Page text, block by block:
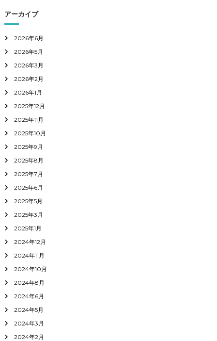
アーカイブ
2026年6月
2026年5月
2026年3月
2026年2月
2026年1月
2025年12月
2025年11月
2025年10月
2025年9月
2025年8月
2025年7月
2025年6月
2025年5月
2025年3月
2025年1月
2024年12月
2024年11月
2024年10月
2024年8月
2024年6月
2024年5月
2024年3月
2024年2月